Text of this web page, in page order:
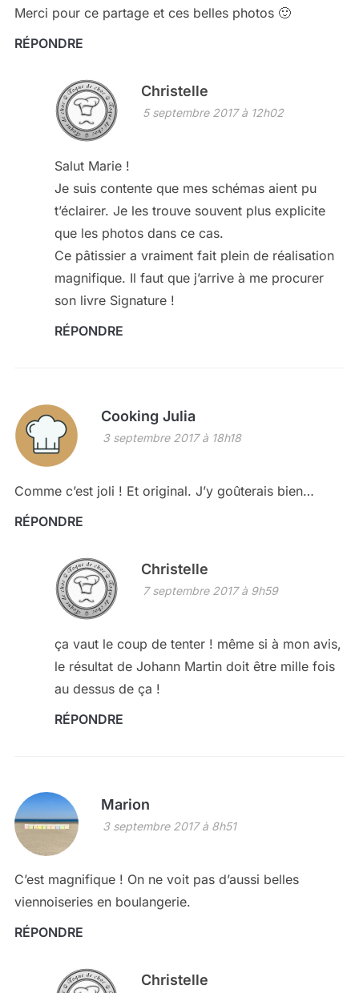
Merci pour ce partage et ces belles photos 🙂
RÉPONDRE
Christelle
5 septembre 2017 à 12h02
Salut Marie !
Je suis contente que mes schémas aient pu
t’éclairer. Je les trouve souvent plus explicite
que les photos dans ce cas.
Ce pâtissier a vraiment fait plein de réalisation
magnifique. Il faut que j’arrive à me procurer
son livre Signature !
RÉPONDRE
Cooking Julia
3 septembre 2017 à 18h18
Comme c’est joli ! Et original. J’y goûterais bien…
RÉPONDRE
Christelle
7 septembre 2017 à 9h59
ça vaut le coup de tenter ! même si à mon avis,
le résultat de Johann Martin doit être mille fois
au dessus de ça !
RÉPONDRE
Marion
3 septembre 2017 à 8h51
C’est magnifique ! On ne voit pas d’aussi belles
viennoiseries en boulangerie.
RÉPONDRE
Christelle